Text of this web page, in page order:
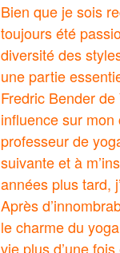
Bien que je sois
toujours été
diversité des
une partie
Fredric Bender
influence sur
professeur de
suivante et à
années plus tard,
Après
le charme du
vie plus d’une